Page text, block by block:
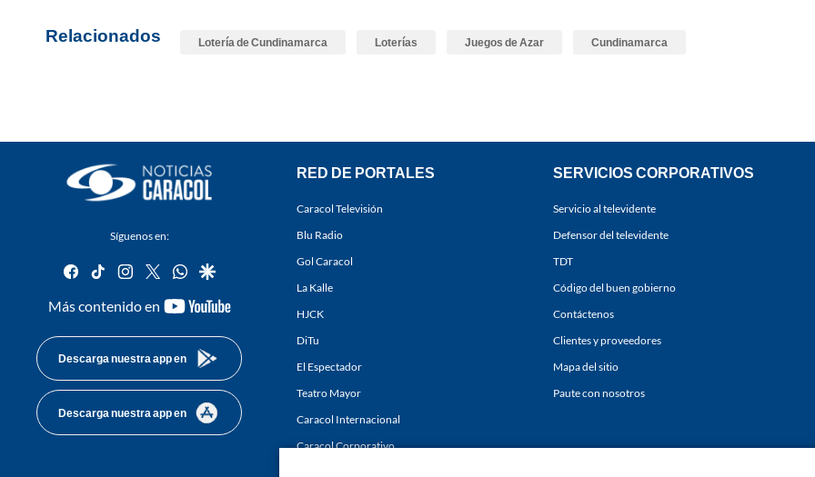
Relacionados Lotería de Cundinamarca Loterías Juegos de Azar Cundinamarca
Síguenos en:
facebook
tiktok instagram
twitterwhatsapp
google
Más contenido en
youtube-
Descarga nuestra app en
Descarga nuestra app en
RED DE PORTALES
Caracol Televisión
Blu Radio
Gol Caracol
La Kalle
HJCK
DiTu
El Espectador
Teatro Mayor
Caracol Internacional
Caracol Corporativo
SERVICIOS CORPORATIVOS
Servicio al televidente
Defensor del televidente
TDT
Código del buen gobierno
Contáctenos
Clientes y proveedores
Mapa del sitio
Paute con nosotros